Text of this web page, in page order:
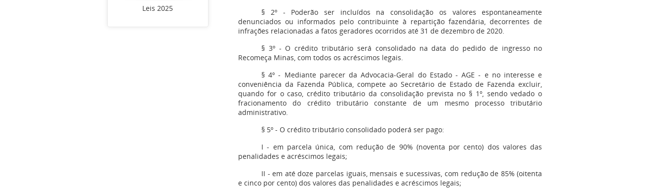
Leis 2025
§ 2º - Poderão ser incluídos na consolidação os valores espontaneamente
denunciados ou informados pelo contribuinte à repartição fazendária, decorrentes de
infrações relacionadas a fatos geradores ocorridos até 31 de dezembro de 2020.
§ 3º - O crédito tributário será consolidado na data do pedido de ingresso no
Recomeça Minas, com todos os acréscimos legais.
§ 4º - Mediante parecer da Advocacia-Geral do Estado - AGE - e no interesse e
conveniência da Fazenda Pública, compete ao Secretário de Estado de Fazenda excluir,
quando for o caso, crédito tributário da consolidação prevista no § 1º, sendo vedado o
fracionamento do crédito tributário constante de um mesmo processo tributário
administrativo.
§ 5º - O crédito tributário consolidado poderá ser pago:
I - em parcela única, com redução de 90% (noventa por cento) dos valores das
penalidades e acréscimos legais;
II - em até doze parcelas iguais, mensais e sucessivas, com redução de 85% (oitenta
e cinco por cento) dos valores das penalidades e acréscimos legais;